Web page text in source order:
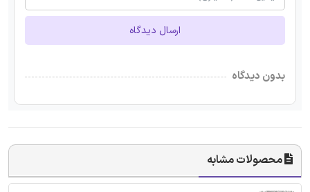
ارسال دیدگاه
بدون دیدگاه
محصولات مشابه